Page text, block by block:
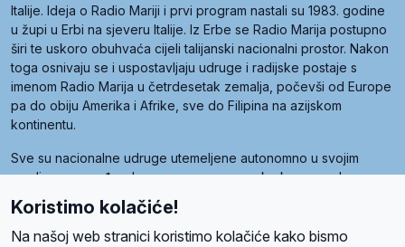
Italije. Ideja o Radio Mariji i prvi program nastali su 1983. godine
u župi u Erbi na sjeveru Italije. Iz Erbe se Radio Marija postupno
širi te uskoro obuhvaća cijeli talijanski nacionalni prostor. Nakon
toga osnivaju se i uspostavljaju udruge i radijske postaje s
imenom Radio Marija u četrdesetak zemalja, počevši od Europe
pa do obiju Amerika i Afrike, sve do Filipina na azijskom
kontinentu.
Sve su nacionalne udruge utemeljene autonomno u svojim
zemljama, a međusobna su povezane preko krovne udruge
pod nazivom Svjetska obitelj Radio Marije (World Family of
Radio Maria). Svjetsku obitelj utemeljilo je sedam članica, među
kojima je i hrvatska Udruga Radio Marija.
Koristimo kolačiće!
Na našoj web stranici koristimo kolačiće kako bismo